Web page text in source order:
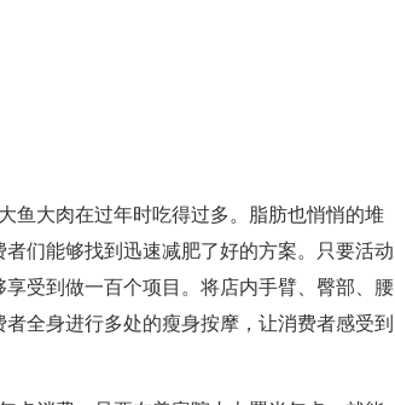
鱼大肉在过年时吃得过多。脂肪也悄悄的堆
们能够找到迅速减肥了好的方案。只要活动
受到做一百个项目。将店内手臂、臀部、腰
全身进行多处的瘦身按摩，让消费者感受到